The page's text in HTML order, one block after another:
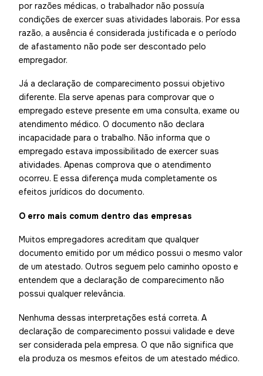
por razões médicas, o trabalhador não possuía
condições de exercer suas atividades laborais. Por essa
razão, a ausência é considerada justificada e o período
de afastamento não pode ser descontado pelo
empregador.
Já a declaração de comparecimento possui objetivo
diferente. Ela serve apenas para comprovar que o
empregado esteve presente em uma consulta, exame ou
atendimento médico. O documento não declara
incapacidade para o trabalho. Não informa que o
empregado estava impossibilitado de exercer suas
atividades. Apenas comprova que o atendimento
ocorreu. E essa diferença muda completamente os
efeitos jurídicos do documento.
O erro mais comum dentro das empresas
Muitos empregadores acreditam que qualquer
documento emitido por um médico possui o mesmo valor
de um atestado. Outros seguem pelo caminho oposto e
entendem que a declaração de comparecimento não
possui qualquer relevância.
Nenhuma dessas interpretações está correta. A
declaração de comparecimento possui validade e deve
ser considerada pela empresa. O que não significa que
ela produza os mesmos efeitos de um atestado médico.